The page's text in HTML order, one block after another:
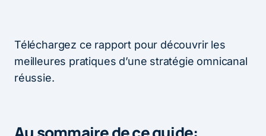
Téléchargez ce rapport pour découvrir les
meilleures pratiques d’une stratégie omnicanal
réussie.